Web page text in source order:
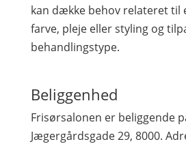
kan dække behov relateret til
farve, pleje eller styling og
behandlingstype.
Beliggenhed
Frisørsalonen er beliggende
Jægergårdsgade 29, 8000.